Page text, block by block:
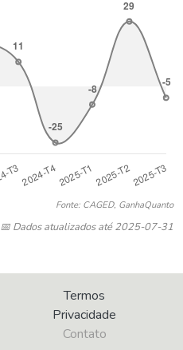
Fonte: CAGED, GanhaQuanto
📅 Dados atualizados até 2025-07-31
Termos
Privacidade
Contato